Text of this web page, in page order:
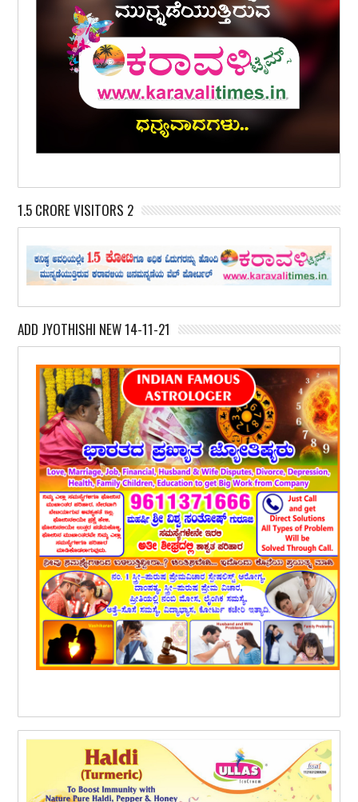
1.5 CRORE VISITORS 2
ADD JYOTHISHI NEW 14-11-21